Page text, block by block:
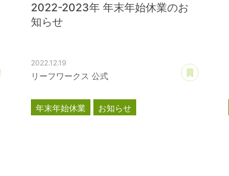
あとで読む
2022-2023年 年末年始休業のお
知らせ
2022.12.19
リーフワークス 公式
あとで
年末年始休業 お知らせ